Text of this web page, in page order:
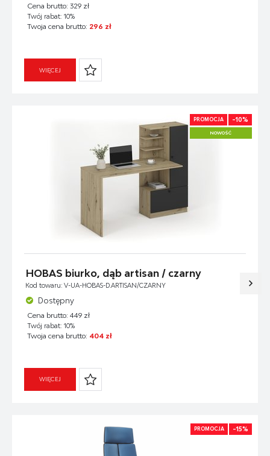
Cena brutto: 329 zł
Twój rabat: 10%
Twoja cena brutto: 296 zł
WIĘCEJ
PROMOCJA -10%
NOWOŚĆ
HOBAS biurko, dąb artisan / czarny
Kod towaru: V-UA-HOBAS-D.ARTISAN/CZARNY
Dostępny
Cena brutto: 449 zł
Twój rabat: 10%
Twoja cena brutto: 404 zł
WIĘCEJ
PROMOCJA -15%